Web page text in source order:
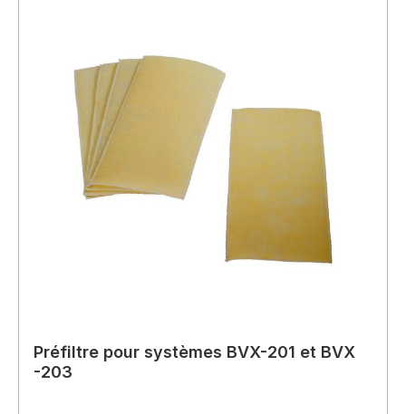
Préfiltre pour systèmes BVX-201 et BVX
-203